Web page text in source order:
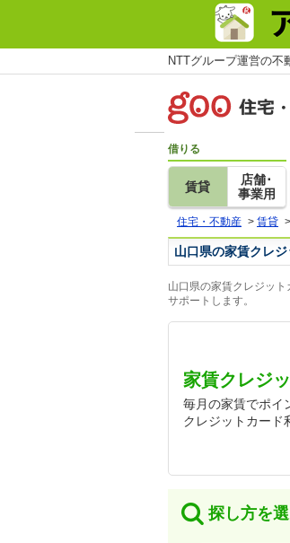
NTTグループ運営の不
借りる
賃貸
店舗･
事業用
住宅・不動産 > 賃貸 >
山口県の家賃クレ
山口県の家賃クレジッ
サポートします。
家賃クレジ
毎月の家賃でポイ
クレジットカード
探し方を